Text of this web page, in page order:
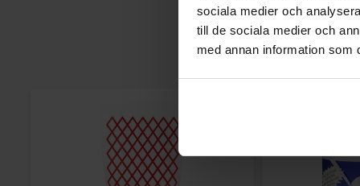
sociala medier och
till de sociala medier och
med annan information som